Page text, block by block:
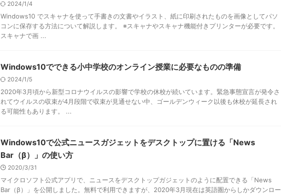
2024/1/4
Windows10 でスキャナを使って手書きの文書やイラスト、紙に印刷されたものを画像としてパソ
コンに保存する方法について解説します。 ※スキャナやスキャナ機能付きプリンターが必要です。
スキャナで画 ...
Windows10でできる小中学校のオンライン授業に必要なものの準備
2024/1/5
2020年3月頃から新型コロナウイルスの影響で学校の休校が続いています。緊急事態宣言が発令さ
れてウイルスの収束が4月段階で収束が見通せない中、ゴールデンウィーク以後も休校が延長され
る可能性もあります。 ...
Windows10で公式ニュースガジェットをデスクトップに置ける「News
Bar（β）」の使い方
2020/3/31
マイクロソフト公式アプリで、ニュースをデスクトップガジェットのように配置できる「News
Bar（β）」を公開しました。無料で利用できますが、2020年3月現在は英語圏からしかダウンロー